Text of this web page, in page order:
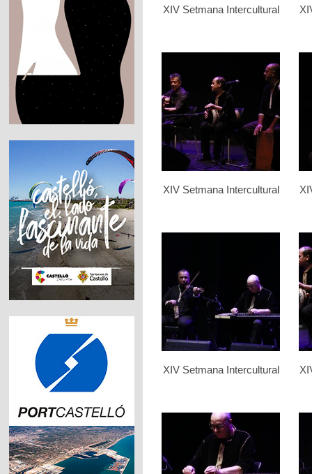
XIV Setmana Intercultural
XIV Setmana Intercultural
XIV Setmana Intercultural